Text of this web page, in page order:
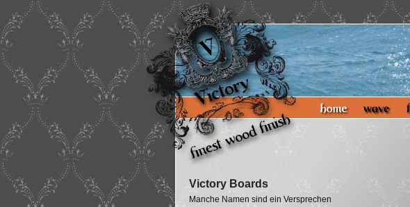
Victory Boards
Manche Namen sind ein Versprechen